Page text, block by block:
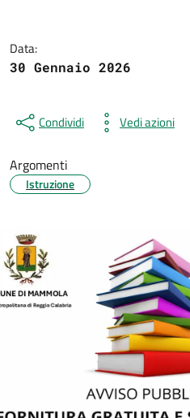
Data:
30 Gennaio 2026
Condividi Vedi azioni
Argomenti
Istruzione